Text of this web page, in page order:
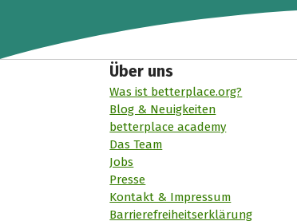
Über uns
Was ist betterplace.org?
Blog & Neuigkeiten
betterplace academy
Das Team
Jobs
Presse
Kontakt & Impressum
Barrierefreiheitserklärung